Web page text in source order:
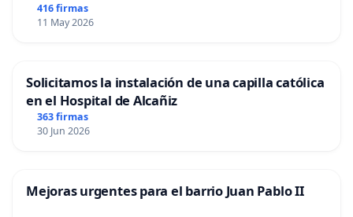
416 firmas
11 May 2026
Solicitamos la instalación de una capilla católica
en el Hospital de Alcañiz
363 firmas
30 Jun 2026
Mejoras urgentes para el barrio Juan Pablo II